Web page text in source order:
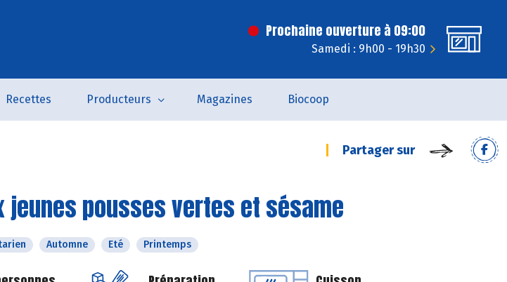
Prochaine ouverture à 09:00
Samedi : 9h00 - 19h30
Recettes Producteurs Magazines Biocoop
Partager sur
jeunes pousses vertes et sésame
Automne Eté Printemps